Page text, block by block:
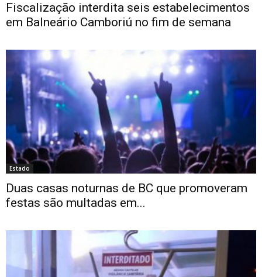
Fiscalização interdita seis estabelecimentos
em Balneário Camboriú no fim de semana
Estado
Duas casas noturnas de BC que promoveram
festas são multadas em...